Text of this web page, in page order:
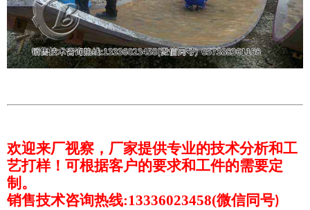
欢迎来厂视察，厂家提供专业的技术分析和工
艺打样！可根据客户的要求和工件的需要定
制。
销售技术咨询热线:13336023458(微信同号)